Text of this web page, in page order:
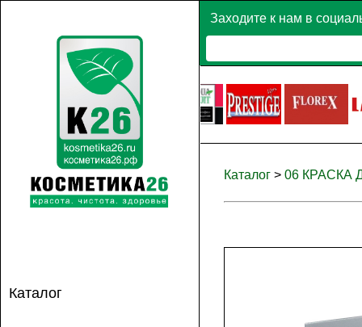
Заходите к нам в
Каталог
Каталог > 06 КРАСКА